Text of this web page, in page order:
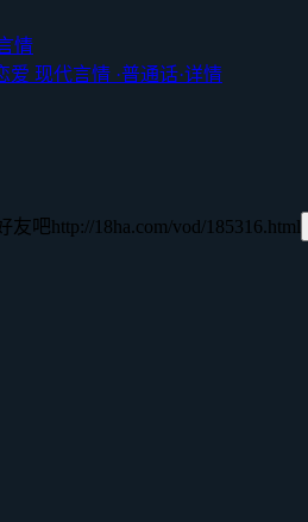
情
爱 现代言情 ·普通话·详情
友吧http://18ha.com/vod/185316.html